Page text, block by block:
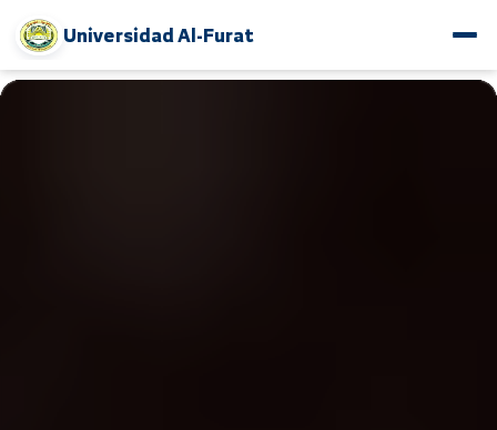
Universidad Al-Furat
www.alfuratuniv.edu.sy